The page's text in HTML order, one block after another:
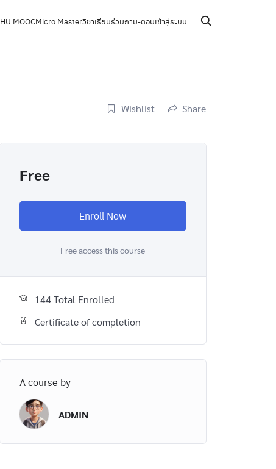
HU MOOCMicro Masterวิชาเรียนร่วมถาม-ตอบเข้าสู่ระบบ
Wishlist Share
Free
Enroll Now
Free access this course
144 Total Enrolled
Certificate of completion
A course by
ADMIN